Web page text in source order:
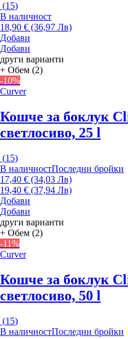
(15)
В наличност
18,90 € (36,97 Лв)
Добави
Добави
други варианти
+ Обем (2)
-10%
Curver
Кошче за боклук
светлосиво, 25 l
(15)
В наличностПоследни бройки
17,40 € (34,03 Лв)
19,40 € (37,94 Лв)
Добави
Добави
други варианти
+ Обем (2)
-11%
Curver
Кошче за боклук
светлосиво, 50 l
(15)
В наличностПоследни бройки